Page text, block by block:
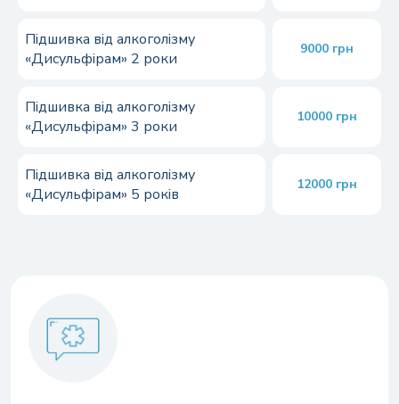
Підшивка від алкоголізму
«Дисульфірам» 2 роки
9000 грн
Підшивка від алкоголізму
«Дисульфірам» 3 роки
10000 грн
Підшивка від алкоголізму
«Дисульфірам» 5 років
12000 грн